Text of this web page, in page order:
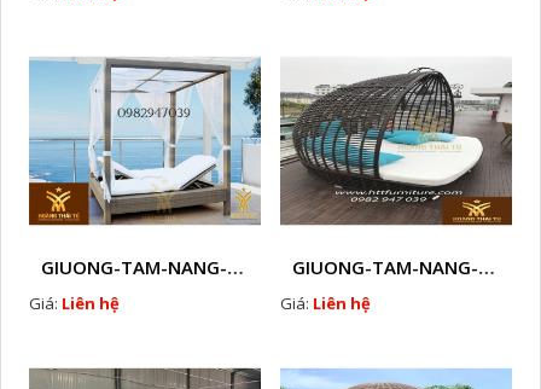
GIUONG-TAM-NANG-GHE-HO-BOI-NHUA-GIA-MAY-NGOAI-TROI-D14
Giá: Liên hệ
GIUONG-TAM-NANG-GHE-HO-BOI-NHUA-GIA-MAY-NGOAI-TROI-D15
Giá: Liên hệ